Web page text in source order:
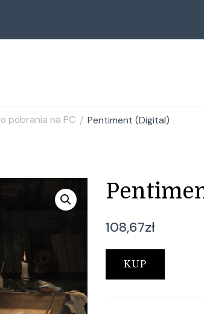
pobrania na PC / Pentiment (Digital)
108,67zł
KUP